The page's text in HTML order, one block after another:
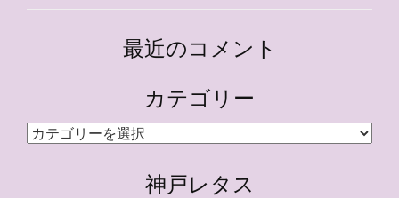
最近のコメント
カテゴリー
カ
神戸レタス